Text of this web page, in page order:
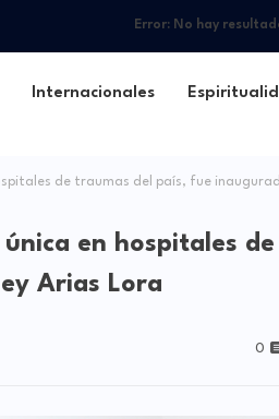
Error:No hay
Internacionales
de traumas del país, fue
en hospitales de
Arias Lora
0